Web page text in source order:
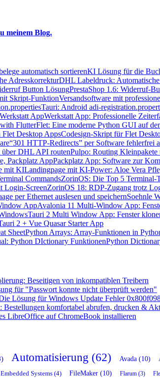
meinem Blog.
KI Lösung für die
DHL Labeldruck:
PrestaShop 1.6: Widerruf-
Versandsoftware mit
Tauri: Android adi-
Werkstatt App: Professionelle
Flet: Eine moderne Python GUI auf
Codesign-Skript für Flet
“301 HTTP-Redirects” per Software fehlerfrei
Pulpo: Routing
Packplatz App: Software zur
Landingpage mit KI-Power: Aloe Vera
ZorinOS: Die Top 5 Terminal-
ZorinOS 18: RDP-Zugang trotz
Soehnle
Avalonia 11 Multi-Window App:
Tauri 2 Multi Window App: Fenster
2 + Vue Quasar Starter App
Python Arrays: Array-Funktionen in
Python
Beseitigen von inkompatiblen Treibern
für "Passwort konnte nicht überprüft werden"
Lösung für Windows Update Fehler
Bestellungen komfortabel abrufen, drucken &
LibreOffice auf ChromeBook installieren
Automatisierung (62) Avada (10)
Embedded Systems (4) FileMaker (10) Flarum (3)